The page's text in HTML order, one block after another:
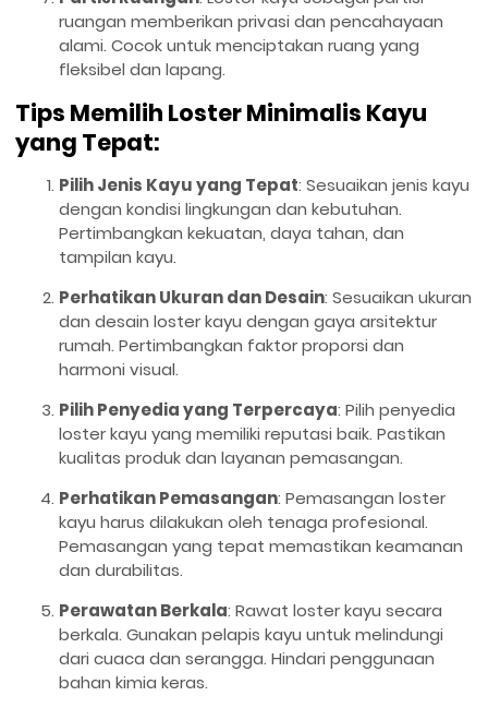
ruangan memberikan privasi dan pencahayaan
alami. Cocok untuk menciptakan ruang yang
fleksibel dan lapang.
Tips Memilih Loster Minimalis Kayu
yang Tepat:
Pilih Jenis Kayu yang Tepat: Sesuaikan jenis kayu
dengan kondisi lingkungan dan kebutuhan.
Pertimbangkan kekuatan, daya tahan, dan
tampilan kayu.
Perhatikan Ukuran dan Desain: Sesuaikan ukuran
dan desain loster kayu dengan gaya arsitektur
rumah. Pertimbangkan faktor proporsi dan
harmoni visual.
Pilih Penyedia yang Terpercaya: Pilih penyedia
loster kayu yang memiliki reputasi baik. Pastikan
kualitas produk dan layanan pemasangan.
Perhatikan Pemasangan: Pemasangan loster
kayu harus dilakukan oleh tenaga profesional.
Pemasangan yang tepat memastikan keamanan
dan durabilitas.
Perawatan Berkala: Rawat loster kayu secara
berkala. Gunakan pelapis kayu untuk melindungi
dari cuaca dan serangga. Hindari penggunaan
bahan kimia keras.